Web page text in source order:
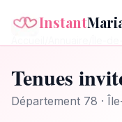
Instant
Tenues
Département 78 ·